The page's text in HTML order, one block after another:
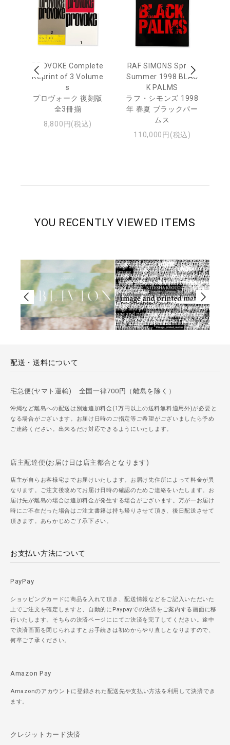
PROVOKE Complete
Reprint of 3 Volume
s
プロヴォーク 復刻版
全3冊揃
8,800円(税込)
RAF SIMONS Spring
Summer 1998 BLAC
K PALMS
ラフ・シモンズ 1998
年 春夏 ブラックパー
ムス
110,000円(税込)
YOU RECENTLY VIEWED ITEMS
配送・送料について
宅急便(ヤマト運輸) 全国一律700円（離島を除く）
沖縄など離島への配送は別途追加料金(1万円以上の送料無料適用外)が必要と
なる場合がございます。お届け日時のご指定等ご希望がございましたら予め
ご連絡ください。出来るだけ対応できるようにいたします。
店主配達便(お届け日は店主都合となります)
店主が自らお客様宅までお届けいたします。お届け先住所によって料金が異
なります。ご注文後改めてお届け日時の確認のためご連絡をいたします。お
届け先が離島の場合は追加料金が発生する場合がございます。万が一お届け
時にご不在だった場合はご注文書籍は持ち帰りさせて頂き、後日配送させて
頂きます。あらかじめご了承下さい。
お支払い方法について
PayPay
ショッピングカードに商品を入れて頂き、配送情報などをご記入いただいた
上でご注文を確定しますと、自動的にPaypayでの決済をご案内する画面に移
行いたします。そちらの決済ページににてご決済を完了してください。途中
で決済画面を閉じられますとお手続きは初めからやり直しとなりますので、
何卒ご了承ください。
Amazon Pay
Amazonのアカウントに登録された配送先や支払い方法を利用して決済でき
ます。
クレジットカード決済